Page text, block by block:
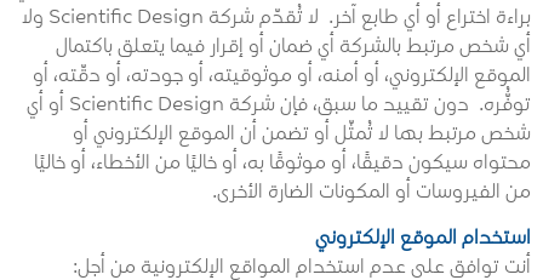
براءة اختراع أو أي طابع آخر. لا تُقدّم شركة Scientific Design ولا
أي شخص مرتبط بالشركة أي ضمان أو إقرار فيما يتعلق باكتمال
الموقع الإلكتروني، أو أمنه، أو موثوقيته، أو جودته، أو دقّته، أو
توفُّره. دون تقييد ما سبق، فإن شركة Scientific Design أو أي
شخص مرتبط بها لا تُمثّل أو تضمن أن الموقع الإلكتروني أو
محتواه سيكون دقيقًا، أو موثوقًا به، أو خاليًا من الأخطاء، أو خاليًا
من الفيروسات أو المكونات الضارة الأخرى.
استخدام الموقع الإلكتروني
أنت توافق على عدم استخدام المواقع الإلكترونية من أجل: